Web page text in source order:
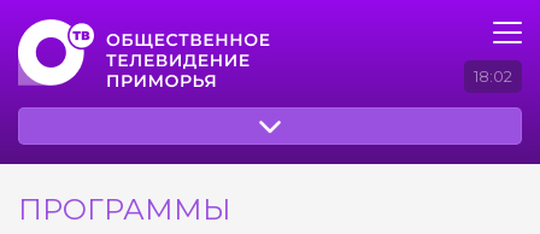
18:02
ПРОГРАММЫ